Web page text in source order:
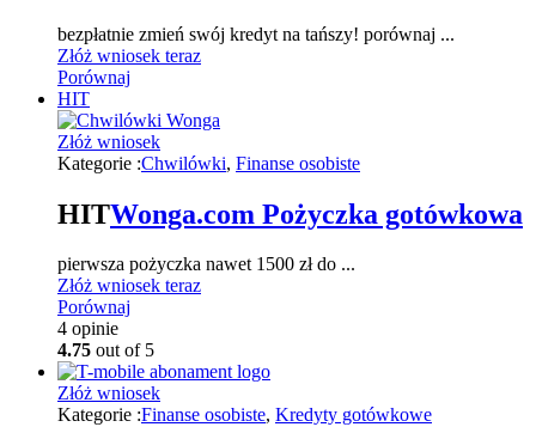
bezpłatnie zmień swój kredyt na tańszy! porównaj ...
Złóż wniosek teraz
Porównaj
HIT
Złóż wniosek
Kategorie :Chwilówki, Finanse osobiste
HITWonga.com Pożyczka gotówkowa
pierwsza pożyczka nawet 1500 zł do ...
Złóż wniosek teraz
Porównaj
4 opinie
4.75 out of 5
Złóż wniosek
Kategorie :Finanse osobiste, Kredyty gotówkowe